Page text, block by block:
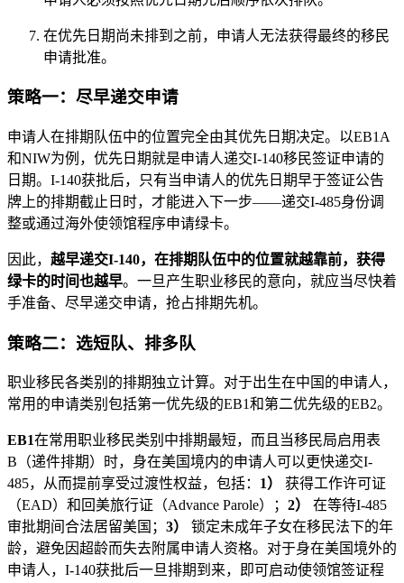
在优先日期尚未排到之前，申请人无法获得最终的移民
申请批准。
策略一：尽早递交申请
申请人在排期队伍中的位置完全由其优先日期决定。以EB1A
和NIW为例，优先日期就是申请人递交I-140移民签证申请的
日期。I-140获批后，只有当申请人的优先日期早于签证公告
牌上的排期截止日时，才能进入下一步——递交I-485身份调
整或通过海外使领馆程序申请绿卡。
因此， 越早递交I-140，在排期队伍中的位置就越靠前，获得
绿卡的时间也越早。一旦产生职业移民的意向，就应当尽快着
手准备、尽早递交申请，抢占排期先机。
策略二：选短队、排多队
职业移民各类别的排期独立计算。对于出生在中国的申请人，
常用的申请类别包括第一优先级的EB1和第二优先级的EB2。
EB1在常用职业移民类别中排期最短，而且当移民局启用表
B（递件排期）时，身在美国境内的申请人可以更快递交I-
485，从而提前享受过渡性权益，包括： 1）
获得工作许可证
（EAD）和回美旅行证（Advance Parole）； 2）
在等待I-485
审批期间合法居留美国； 3）
锁定未成年子女在移民法下的年
龄，避免因超龄而失去附属申请人资格。对于身在美国境外的
申请人，I-140获批后一旦排期到来，即可启动使领馆签证程